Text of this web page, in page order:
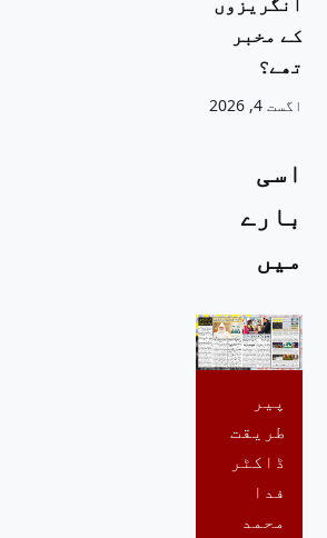
کے مخبر
تھے؟
اگست 4, 2026
اسی
بارے
میں
پیر
طریقت
ڈاکٹر
فدا
محمد